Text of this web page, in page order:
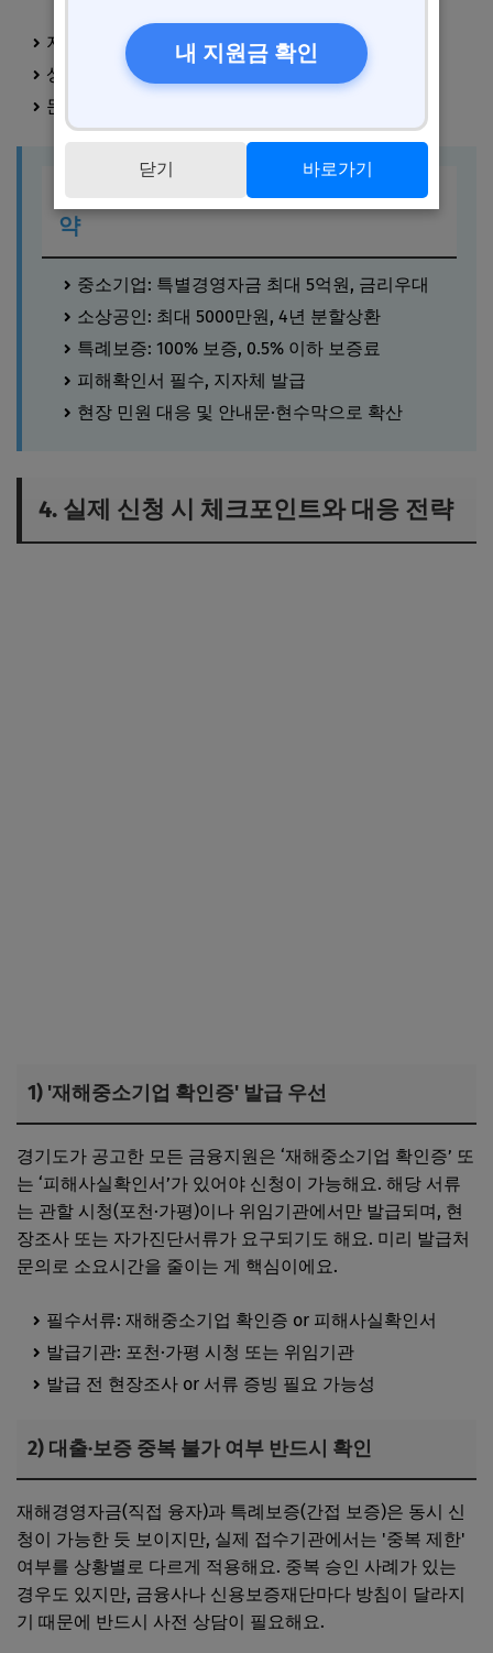
지급일: 신고 후 1개월 이내 목표
상세 공지: 시청 홈페이지 참고
문의처: 주민센터, 시군청 콜센터 등
포천·가평 집중호우 피해 지원 핵심 요
약
중소기업: 특별경영자금 최대 5억원, 금리우대
소상공인: 최대 5000만원, 4년 분할상환
특례보증: 100% 보증, 0.5% 이하 보증료
피해확인서 필수, 지자체 발급
현장 민원 대응 및 안내문·현수막으로 확산
4. 실제 신청 시 체크포인트와 대응 전략
1) '재해중소기업 확인증' 발급 우선
경기도가 공고한 모든 금융지원은 ‘재해중소기업 확인증’ 또
는 ‘피해사실확인서’가 있어야 신청이 가능해요. 해당 서류
는 관할 시청(포천·가평)이나 위임기관에서만 발급되며, 현
장조사 또는 자가진단서류가 요구되기도 해요. 미리 발급처
문의로 소요시간을 줄이는 게 핵심이에요.
필수서류: 재해중소기업 확인증 or 피해사실확인서
발급기관: 포천·가평 시청 또는 위임기관
발급 전 현장조사 or 서류 증빙 필요 가능성
2) 대출·보증 중복 불가 여부 반드시 확인
재해경영자금(직접 융자)과 특례보증(간접 보증)은 동시 신
청이 가능한 듯 보이지만, 실제 접수기관에서는 '중복 제한'
여부를 상황별로 다르게 적용해요. 중복 승인 사례가 있는
경우도 있지만, 금융사나 신용보증재단마다 방침이 달라지
기 때문에 반드시 사전 상담이 필요해요.
내 지원금 확인
닫기 바로가기